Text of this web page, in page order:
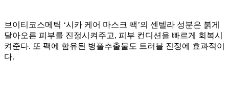
브이티코스메틱 ‘시카 케어 마스크 팩’의 센텔라 성분은 붉게
달아오른 피부를 진정시켜주고, 피부 컨디션을 빠르게 회복시
켜준다. 또 팩에 함유된 병풀추출물도 트러블 진정에 효과적이
다.